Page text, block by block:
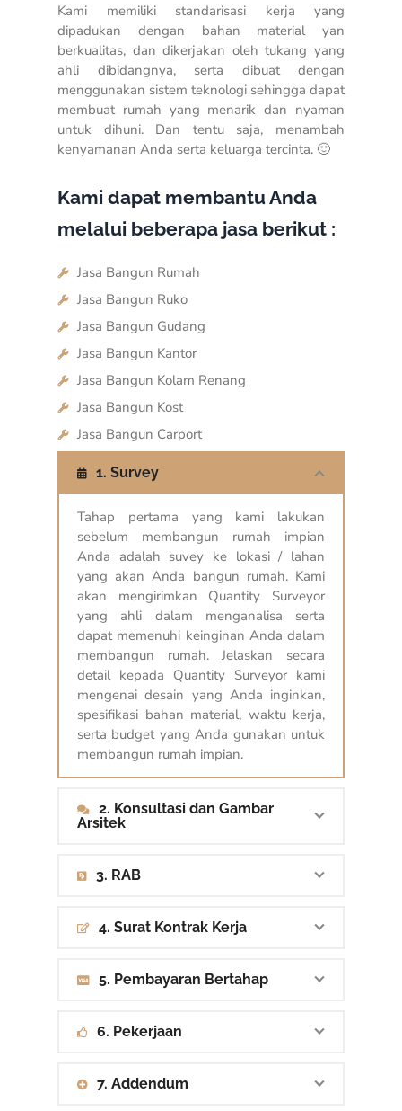
Kami memiliki standarisasi kerja yang
dipadukan dengan bahan material yan
berkualitas, dan dikerjakan oleh tukang yang
ahli dibidangnya, serta dibuat dengan
menggunakan sistem teknologi sehingga dapat
membuat rumah yang menarik dan nyaman
untuk dihuni. Dan tentu saja, menambah
kenyamanan Anda serta keluarga tercinta. 🙂
Kami dapat membantu Anda
melalui beberapa jasa berikut :
Jasa Bangun Rumah
Jasa Bangun Ruko
Jasa Bangun Gudang
Jasa Bangun Kantor
Jasa Bangun Kolam Renang
Jasa Bangun Kost
Jasa Bangun Carport
1. Survey
Tahap pertama yang kami lakukan
sebelum membangun rumah impian
Anda adalah suvey ke lokasi / lahan
yang akan Anda bangun rumah. Kami
akan mengirimkan Quantity Surveyor
yang ahli dalam menganalisa serta
dapat memenuhi keinginan Anda dalam
membangun rumah. Jelaskan secara
detail kepada Quantity Surveyor kami
mengenai desain yang Anda inginkan,
spesifikasi bahan material, waktu kerja,
serta budget yang Anda gunakan untuk
membangun rumah impian.
2. Konsultasi dan Gambar
Arsitek
3. RAB
4. Surat Kontrak Kerja
5. Pembayaran Bertahap
6. Pekerjaan
7. Addendum